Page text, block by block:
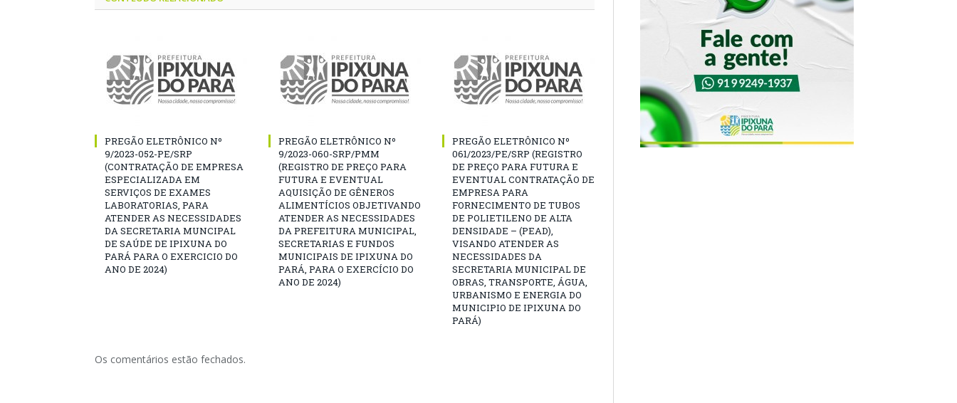
PREGÃO ELETRÔNICO Nº
9/2023-052-PE/SRP
(CONTRATAÇÃO DE EMPRESA
ESPECIALIZADA EM
SERVIÇOS DE EXAMES
LABORATORIAS, PARA
ATENDER AS NECESSIDADES
DA SECRETARIA MUNCIPAL
DE SAÚDE DE IPIXUNA DO
PARÁ PARA O EXERCICIO DO
ANO DE 2024)
PREGÃO ELETRÔNICO Nº
9/2023-060-SRP/PMM
(REGISTRO DE PREÇO PARA
FUTURA E EVENTUAL
AQUISIÇÃO DE GÊNEROS
ALIMENTÍCIOS OBJETIVANDO
ATENDER AS NECESSIDADES
DA PREFEITURA MUNICIPAL,
SECRETARIAS E FUNDOS
MUNICIPAIS DE IPIXUNA DO
PARÁ, PARA O EXERCÍCIO DO
ANO DE 2024)
PREGÃO ELETRÔNICO Nº
061/2023/PE/SRP (REGISTRO
DE PREÇO PARA FUTURA E
EVENTUAL CONTRATAÇÃO DE
EMPRESA PARA
FORNECIMENTO DE TUBOS
DE POLIETILENO DE ALTA
DENSIDADE – (PEAD),
VISANDO ATENDER AS
NECESSIDADES DA
SECRETARIA MUNICIPAL DE
OBRAS, TRANSPORTE, ÁGUA,
URBANISMO E ENERGIA DO
MUNICIPIO DE IPIXUNA DO
PARÁ)
Os comentários estão fechados.